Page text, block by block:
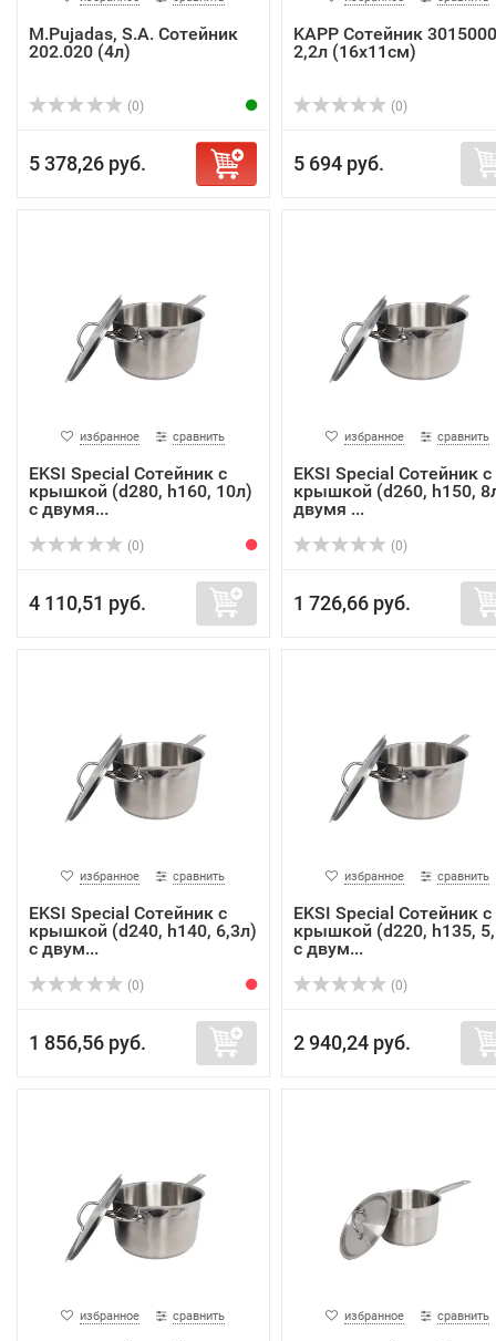
M.Pujadas, S.A. Сотейник
202.020 (4л)
(0)
5 378,26 руб.
KAPP Сотейник
2,2л (16х11см)
(0)
5 694 руб.
избранное сравнить
EKSI Special Сотейник с
крышкой (d280, h160, 10л)
с двумя...
(0)
4 110,51 руб.
избранное сравнить
EKSI Special Сотейник с
крышкой (d260, h150,
двумя ...
(0)
1 726,66 руб.
избранное сравнить
EKSI Special Сотейник с
крышкой (d240, h140, 6,3л)
с двум...
(0)
1 856,56 руб.
избранное сравнить
EKSI Special Сотейник с
крышкой (d220, h135,
с двум...
(0)
2 940,24 руб.
избранное сравнить избранное сравнить